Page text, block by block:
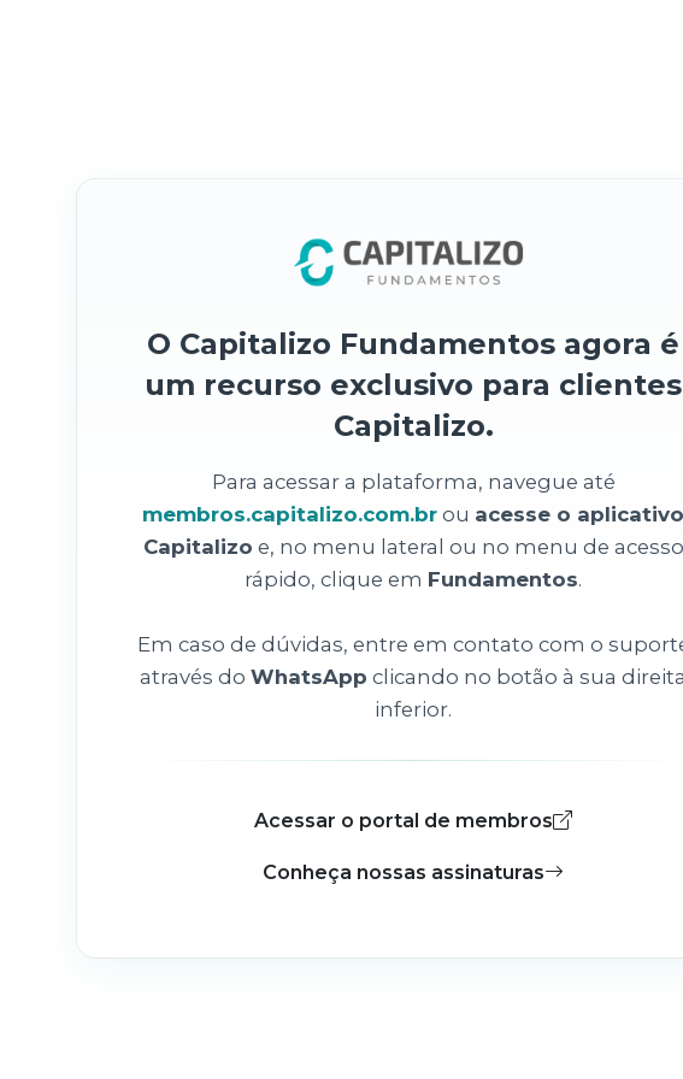
O Capitalizo Fundamentos agora é
um recurso exclusivo para clientes
Capitalizo.
Para acessar a plataforma, navegue até
membros.capitalizo.com.br ou acesse o aplicativo
Capitalizo e, no menu lateral ou no menu de acesso
rápido, clique em Fundamentos.
Em caso de dúvidas, entre em contato com o
através do WhatsApp clicando no botão à sua
inferior.
Acessar o portal de membros
Conheça nossas assinaturas